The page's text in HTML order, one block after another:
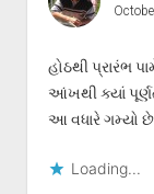
હોઠથી પ્રારંભ
આંખથી ક્યાં
આ વધારે ગમ્યો
Loading...